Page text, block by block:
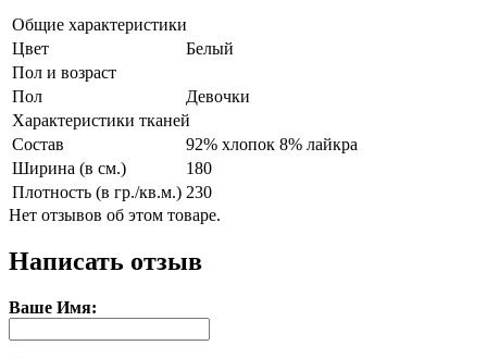
Общие характеристики
Цвет
Белый
Пол и возраст
Пол
Девочки
Характеристики тканей
Состав
92% хлопок 8% лайкра
Ширина (в см.)
180
Плотность (в гр./кв.м.) 230
Нет отзывов об этом товаре.
Написать отзыв
Ваше Имя: